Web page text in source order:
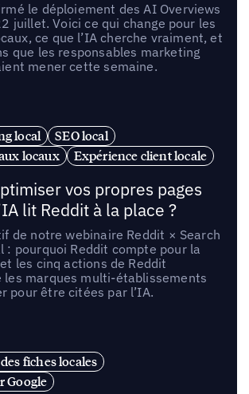
le déploiement des AI Overviews
juillet. Voici ce qui change pour les
ce que l’IA cherche vraiment, et
que les responsables marketing
mener cette semaine.
local
SEO local
locaux
Expérience client locale
vos propres pages
lit Reddit à la place ?
de notre webinaire Reddit × Search
: pourquoi Reddit compte pour la
les cinq actions de Reddit
les marques multi-établissements
pour être citées par l’IA.
fiches locales
Google